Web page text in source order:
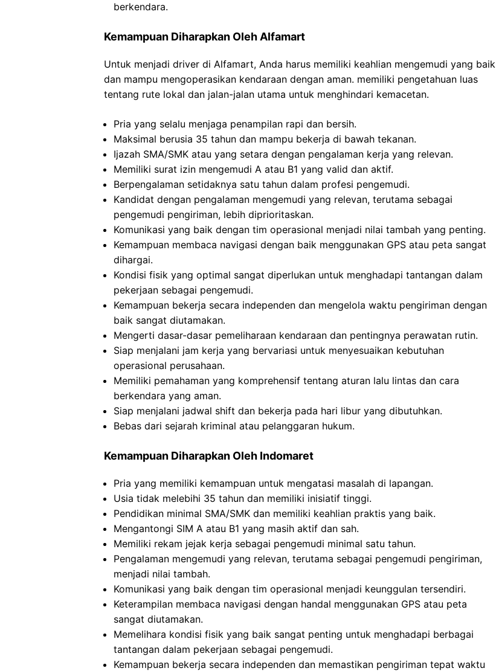
berkendara.
Kemampuan Diharapkan Oleh Alfamart
Untuk menjadi driver di Alfamart, Anda harus memiliki keahlian mengemudi yang baik
dan mampu mengoperasikan kendaraan dengan aman. memiliki pengetahuan luas
tentang rute lokal dan jalan-jalan utama untuk menghindari kemacetan.
Pria yang selalu menjaga penampilan rapi dan bersih.
Maksimal berusia 35 tahun dan mampu bekerja di bawah tekanan.
Ijazah SMA/SMK atau yang setara dengan pengalaman kerja yang relevan.
Memiliki surat izin mengemudi A atau B1 yang valid dan aktif.
Berpengalaman setidaknya satu tahun dalam profesi pengemudi.
Kandidat dengan pengalaman mengemudi yang relevan, terutama sebagai
pengemudi pengiriman, lebih diprioritaskan.
Komunikasi yang baik dengan tim operasional menjadi nilai tambah yang penting.
Kemampuan membaca navigasi dengan baik menggunakan GPS atau peta sangat
dihargai.
Kondisi fisik yang optimal sangat diperlukan untuk menghadapi tantangan dalam
pekerjaan sebagai pengemudi.
Kemampuan bekerja secara independen dan mengelola waktu pengiriman dengan
baik sangat diutamakan.
Mengerti dasar-dasar pemeliharaan kendaraan dan pentingnya perawatan rutin.
Siap menjalani jam kerja yang bervariasi untuk menyesuaikan kebutuhan
operasional perusahaan.
Memiliki pemahaman yang komprehensif tentang aturan lalu lintas dan cara
berkendara yang aman.
Siap menjalani jadwal shift dan bekerja pada hari libur yang dibutuhkan.
Bebas dari sejarah kriminal atau pelanggaran hukum.
Kemampuan Diharapkan Oleh Indomaret
Pria yang memiliki kemampuan untuk mengatasi masalah di lapangan.
Usia tidak melebihi 35 tahun dan memiliki inisiatif tinggi.
Pendidikan minimal SMA/SMK dan memiliki keahlian praktis yang baik.
Mengantongi SIM A atau B1 yang masih aktif dan sah.
Memiliki rekam jejak kerja sebagai pengemudi minimal satu tahun.
Pengalaman mengemudi yang relevan, terutama sebagai pengemudi pengiriman,
menjadi nilai tambah.
Komunikasi yang baik dengan tim operasional menjadi keunggulan tersendiri.
Keterampilan membaca navigasi dengan handal menggunakan GPS atau peta
sangat diutamakan.
Memelihara kondisi fisik yang baik sangat penting untuk menghadapi berbagai
tantangan dalam pekerjaan sebagai pengemudi.
Kemampuan bekerja secara independen dan memastikan pengiriman tepat waktu